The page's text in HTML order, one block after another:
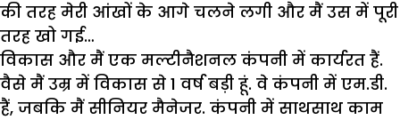
की तरह मेरी आंखों के आगे चलने लगी और मैं उस में पूरी
तरह खो गई…
विकास और मैं एक मल्टीनैशनल कंपनी में कार्यरत हैं.
वैसे मैं उम्र में विकास से 1 वर्ष बड़ी हूं. वे कंपनी में एम.डी.
हैं, जबकि मैं सीनियर मैनेजर. कंपनी में साथसाथ काम